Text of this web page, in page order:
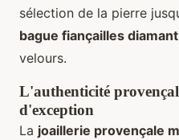
sélection de la pierre
bague fiançailles
velours.
L'authenticité
d'exception
La joaillerie provençale